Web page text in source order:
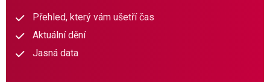
Přehled, který vám ušetří čas
Aktuální dění
Jasná data